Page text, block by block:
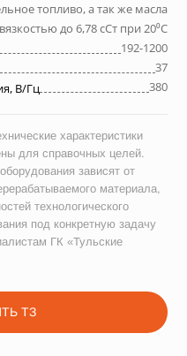
топливо, а так же масла
до 6,78 сСт при 20⁰С
192-1200
37
В/Гц
380
характеристики
для справочных целей.
зависят от
материала,
технологического
под конкретную задачу
ГК «Тульские
ТЗ